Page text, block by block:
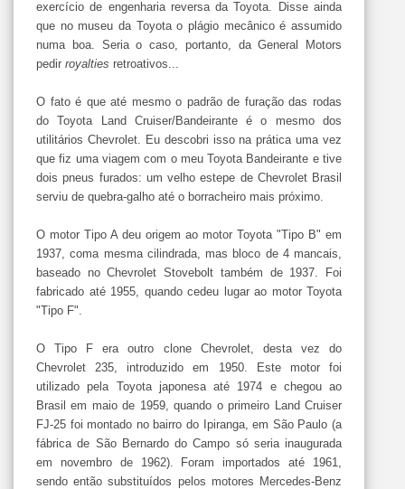
exercício de engenharia reversa da Toyota. Disse ainda
que no museu da Toyota o plágio mecânico é assumido
numa boa. Seria o caso, portanto, da General Motors
pedir royalties retroativos...
O fato é que até mesmo o padrão de furação das rodas
do Toyota Land Cruiser/Bandeirante é o mesmo dos
utilitários Chevrolet. Eu descobri isso na prática uma vez
que fiz uma viagem com o meu Toyota Bandeirante e tive
dois pneus furados: um velho estepe de Chevrolet Brasil
serviu de quebra-galho até o borracheiro mais próximo.
O motor Tipo A deu origem ao motor Toyota "Tipo B" em
1937, coma mesma cilindrada, mas bloco de 4 mancais,
baseado no Chevrolet Stovebolt também de 1937. Foi
fabricado até 1955, quando cedeu lugar ao motor Toyota
"Tipo F".
O Tipo F era outro clone Chevrolet, desta vez do
Chevrolet 235, introduzido em 1950. Este motor foi
utilizado pela Toyota japonesa até 1974 e chegou ao
Brasil em maio de 1959, quando o primeiro Land Cruiser
FJ-25 foi montado no bairro do Ipiranga, em São Paulo (a
fábrica de São Bernardo do Campo só seria inaugurada
em novembro de 1962). Foram importados até 1961,
sendo então substituídos pelos motores Mercedes-Benz